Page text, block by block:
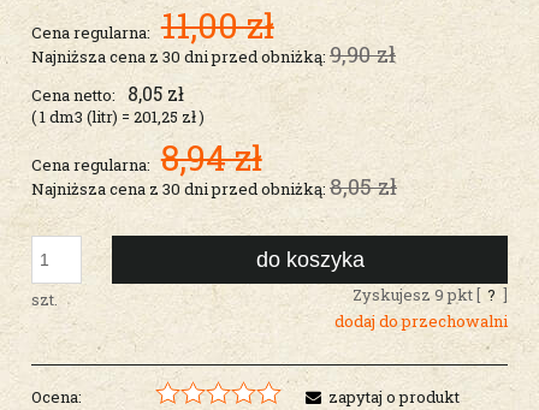
Cena regularna: 11,00 zł
Najniższa cena z 30 dni przed obniżką: 9,90 zł
Cena netto: 8,05 zł
( 1dm3 (litr) = 201,25 zł)
Cena regularna: 8,94 zł
Najniższa cena z 30 dni przed obniżką: 8,05 zł
szt.
do koszyka
Zyskujesz 9pkt [ ? ]
dodaj do przechowalni
Ocena:
zapytaj o produkt